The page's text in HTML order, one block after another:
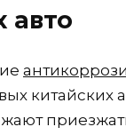
авто
китайских